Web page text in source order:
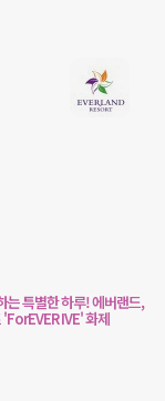
는 특별한 하루! 에버랜드,
IVE' 화제